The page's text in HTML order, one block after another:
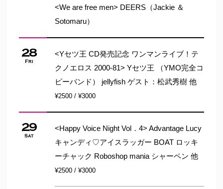
<We are free men> DEERS（Jackie ＆
Sotomaru）
28
Fri
<Yセツ王 CD発売記念 ワンマンライブ！テ
クノエロス 2000-81> Yセツ王 （YMO完全コ
ピーバンド） jellyfish ゲスト：松武秀樹 他
¥2500 / ¥3000
29
Sat
<Happy Voice Night Vol．4> Advantage Lucy
キャンディ♡アイスラッガー BOAT ロッキ
ーチャック Roboshop mania シャーペン 他
¥2500 / ¥3000